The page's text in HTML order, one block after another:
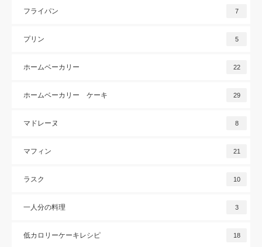
フライパン 7
プリン 5
ホームベーカリー 22
ホームベーカリー ケーキ 29
マドレーヌ 8
マフィン 21
ラスク 10
一人分の料理 3
低カロリーケーキレシピ 18